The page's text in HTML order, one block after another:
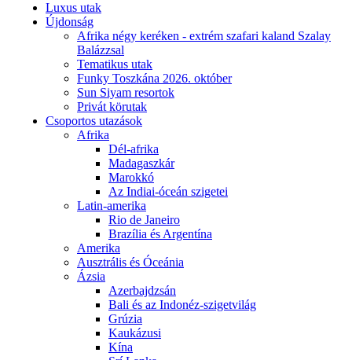
Luxus utak
Újdonság
Afrika négy keréken - extrém szafari kaland Szalay
Balázzsal
Tematikus utak
Funky Toszkána 2026. október
Sun Siyam resortok
Privát körutak
Csoportos utazások
Afrika
Dél-afrika
Madagaszkár
Marokkó
Az Indiai-óceán szigetei
Latin-amerika
Rio de Janeiro
Brazília és Argentína
Amerika
Ausztrális és Óceánia
Ázsia
Azerbajdzsán
Bali és az Indonéz-szigetvilág
Grúzia
Kaukázusi
Kína